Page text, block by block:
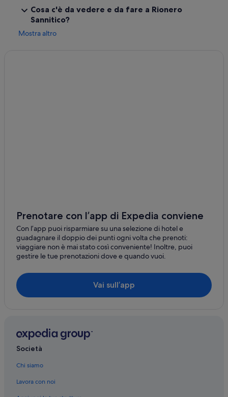
Forlì del Sannio: Agriturismi
Forlì del Sannio: Aparthotel
Forlì del Sannio: Appartamenti
Castel San Vincenzo: Chalet
Castel San Vincenzo: B&B
Castel San Vincenzo: Agriturismi
Castel San Vincenzo: Appartamenti
Castel San Vincenzo: Inn
Acquaviva d'Isernia: Case private in affitto
Acquaviva d'Isernia: Ville
Cosa c'è da vedere e da fare a Rionero
Sannitico?
Mostra altro
Prenotare con l’app di Expedia conviene
Con l’app puoi risparmiare su una selezione di hotel e
guadagnare il doppio dei punti ogni volta che prenoti:
viaggiare non è mai stato così conveniente! Inoltre, puoi
gestire le tue prenotazioni dove e quando vuoi.
Vai sull’app
Società
Chi siamo
Lavora con noi